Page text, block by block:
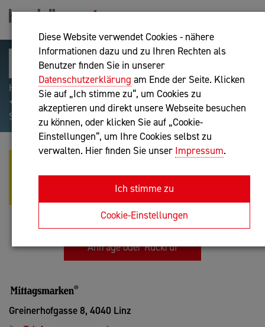
Diese Website verwendet Cookies - nähere
Informationen dazu und zu Ihren Rechten als
Benutzer finden Sie in unserer
Datenschutzerklärung am Ende der Seite. Klicken
Sie auf „Ich stimme zu“, um Cookies zu
akzeptieren und direkt unsere Webseite besuchen
zu können, oder klicken Sie auf „Cookie-
Einstellungen“, um Ihre Cookies selbst zu
verwalten. Hier finden Sie unser Impressum.
Ich stimme zu
Cookie-Einstellungen
Hilfreiche Suchparameter: Begriff einschließen:
+webshop, Begriff ausschließen: -webshop, Exakter
Suchbegriff: "internet of things"
MITTAGSMARKEN GMBH -
STEUERFREIER
ESSENSZUSCHUSS
IT-Dienstleistung
Anfrage oder Rückruf
Greinerhofgasse 8, 4040 Linz